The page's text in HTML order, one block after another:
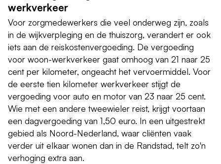
werkverkeer
Voor zorgmedewerkers die veel onderweg zijn, zoals
in de wijkverpleging en de thuiszorg, verandert er ook
iets aan de reiskostenvergoeding. De vergoeding
voor woon-werkverkeer gaat omhoog van 21 naar 25
cent per kilometer, ongeacht het vervoermiddel. Voor
de eerste tien kilometer werkverkeer stijgt de
vergoeding voor auto en motor van 23 naar 25 cent.
Wie met een andere tweewieler reist, krijgt voortaan
een dagvergoeding van 1,50 euro. In een uitgestrekt
gebied als Noord-Nederland, waar cliënten vaak
verder uit elkaar wonen dan in de Randstad, telt zo'n
verhoging extra aan.